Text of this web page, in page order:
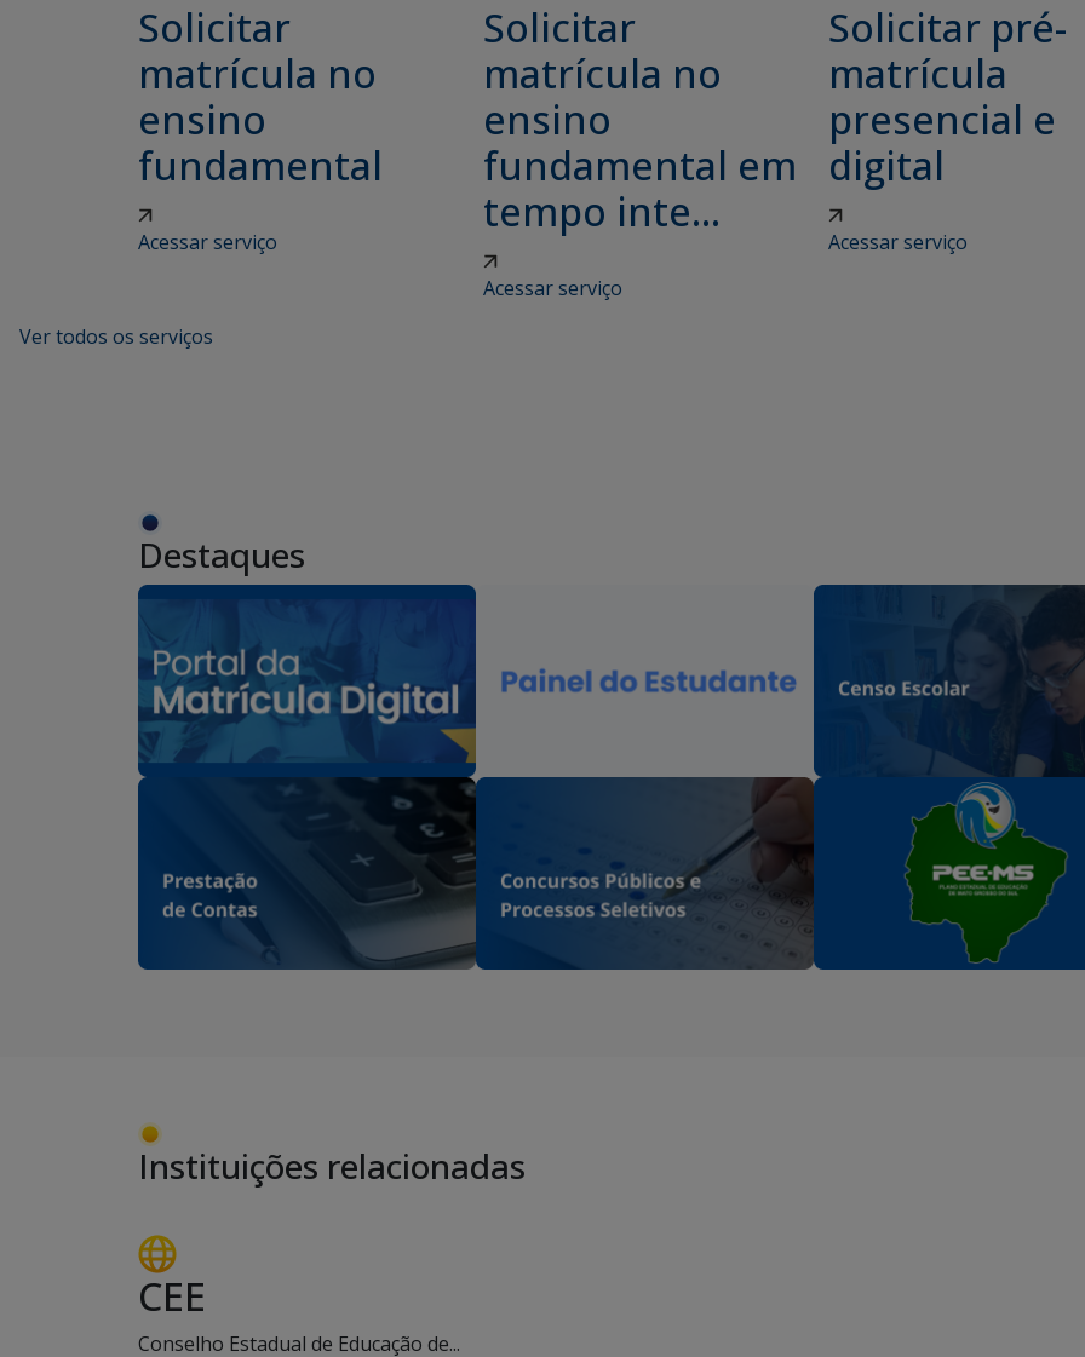
Solicitar
matrícula no
ensino
fundamental
Acessar serviço
Solicitar
matrícula no
ensino
fundamental em
tempo inte...
Acessar serviço
Solicitar pré-
matrícula
presencial e
digital
Acessar serviço
Ver todos os serviços
Destaques
Instituições relacionadas
CEE
Conselho Estadual de Educação de...